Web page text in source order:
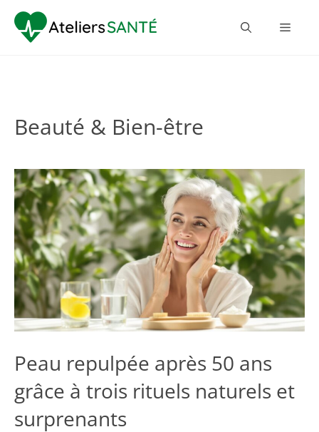
Beauté & Bien-être
Peau repulpée après 50 ans
grâce à trois rituels naturels et
surprenants